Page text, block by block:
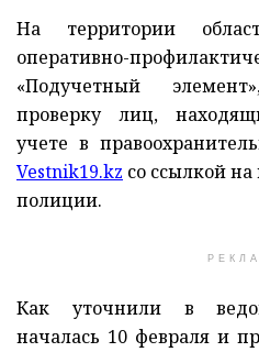
На территории
оперативно-
«Подучетный
проверку лиц,
учете в
Vestnik19.kz со ссылкой
полиции.
Как уточнили в
началась 10 февраля и